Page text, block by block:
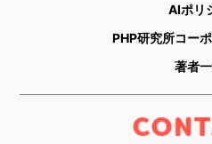
AIポリ
PHP研究所コー
著者